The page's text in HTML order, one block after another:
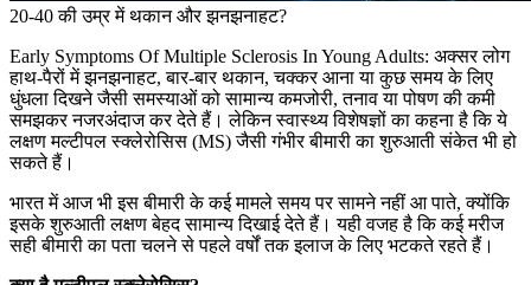
20-40 की उम्र में थकान और झनझनाहट?
Early Symptoms Of Multiple Sclerosis In Young Adults: अक्सर लोग
हाथ-पैरों में झनझनाहट, बार-बार थकान, चक्कर आना या कुछ समय के लिए
धुंधला दिखने जैसी समस्याओं को सामान्य कमजोरी, तनाव या पोषण की कमी
समझकर नजरअंदाज कर देते हैं। लेकिन स्वास्थ्य विशेषज्ञों का कहना है कि ये
लक्षण मल्टीपल स्क्लेरोसिस (MS) जैसी गंभीर बीमारी का शुरुआती संकेत भी हो
सकते हैं।
भारत में आज भी इस बीमारी के कई मामले समय पर सामने नहीं आ पाते, क्योंकि
इसके शुरुआती लक्षण बेहद सामान्य दिखाई देते हैं। यही वजह है कि कई मरीज
सही बीमारी का पता चलने से पहले वर्षों तक इलाज के लिए भटकते रहते हैं।